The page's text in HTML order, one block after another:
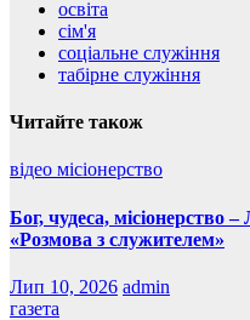
освіта
сім'я
соціальне служіння
табірне служіння
Читайте також
відео місіонерство
Бог, чудеса, місіонерство
«Розмова з служителем»
Лип 10, 2026 admin
газета